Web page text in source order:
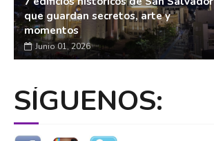
que guardan secretos, arte y
momentos
Junio 01, 2026
SÍGUENOS: